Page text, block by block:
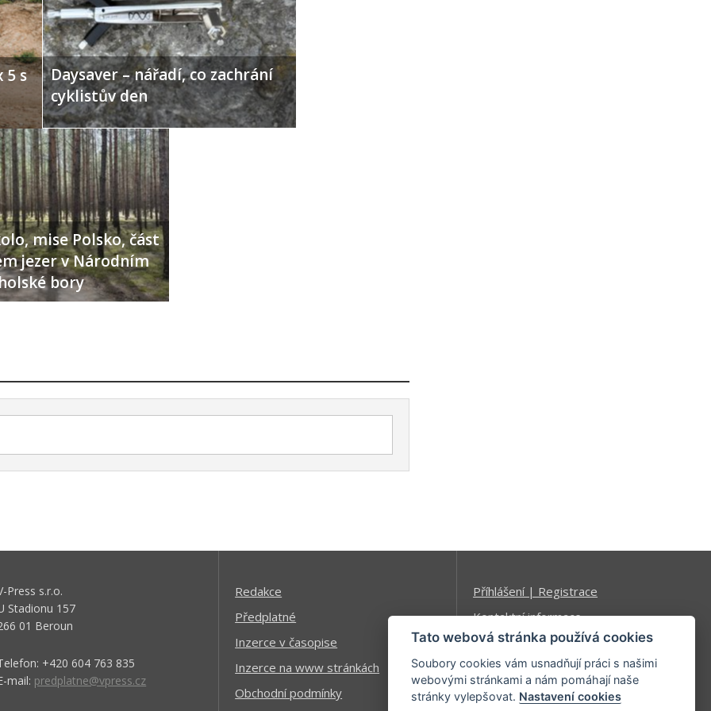
5 s
Daysaver – nářadí, co zachrání
cyklistův den
mise Polsko, část
jezer v Národním
bory
Press s.r.o.
Stadionu 157
01 Beroun
+420 604 763 835
mail: predplatne@vpress.cz
Redakce
Předplatné
Inzerce v časopise
Inzerce na www stránkách
Obchodní podmínky
Příhlášení | Registrace
Kontaktní informace
Mapa stránek
Tato webová stránka používá cookies
Soubory cookies vám usnadňují práci s našimi
webovými stránkami a nám pomáhají naše
stránky vylepšovat. Nastavení cookies